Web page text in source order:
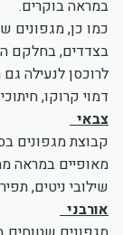
במראה בוקרים.
כמו כן, מגפונים
בצדדים, בחלקם
לרוכסן לנעילה
דמוי קרוקו,
צבאי
קבוצת מגפונים
מאופיים במראה
שילובי ניטים,
אורבני